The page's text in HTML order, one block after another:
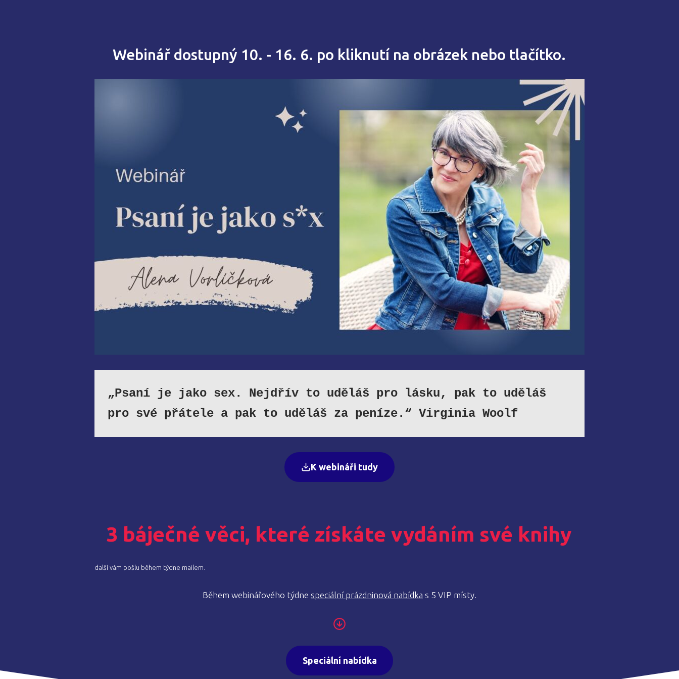
Webinář dostupný 10. - 16. 6. po kliknutí na obrázek nebo tlačítko.
„Psaní je jako sex. Nejdřív to uděláš pro lásku, pak to uděláš
pro své přátele a pak to uděláš za peníze.“ Virginia Woolf
K webináři tudy
3 báječné věci, které získáte vydáním své knihy
další vám pošlu během týdne mailem.
Během webinářového týdne speciální prázdninová nabídka s 5 VIP místy.
Speciální nabídka